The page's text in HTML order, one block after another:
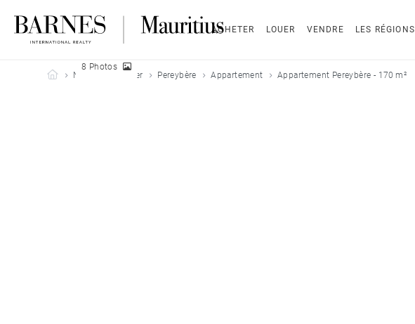
ACHETER LOUER VENDRE LES RÉGIONS
Barnes Mauritius
Nos biens à louer Pereybère Appartement Appartement Pereybère - 170 m²
8 Photos